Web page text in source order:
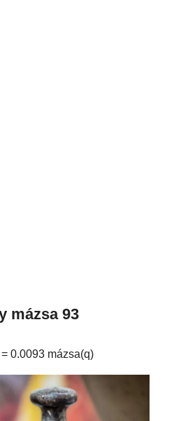
mázsa 93
0.0093 mázsa(q)